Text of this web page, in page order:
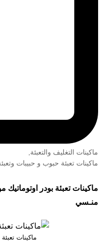
ماكينات التغليف والتعبئة,
ماكينات تعبئة حبوب و حبيبات
ماكينات تعبئة بودر اوتوماتيك موديل
منـسي
ماكينات